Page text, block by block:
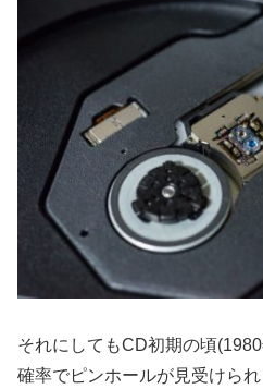
それにしてもCD初期の頃
確率でピンホールが見受けられ